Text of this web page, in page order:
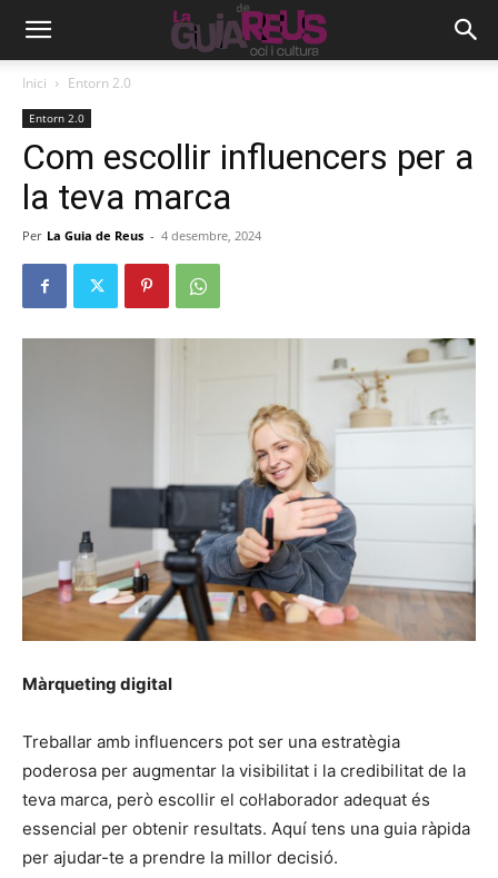
Inici Entorn 2.0
Entorn 2.0
Com escollir influencers per a
la teva marca
Per La Guia de Reus - 4 desembre, 2024
Màrqueting digital
Treballar amb influencers pot ser una estratègia
poderosa per augmentar la visibilitat i la credibilitat de la
teva marca, però escollir el col·laborador adequat és
essencial per obtenir resultats. Aquí tens una guia ràpida
per ajudar-te a prendre la millor decisió.